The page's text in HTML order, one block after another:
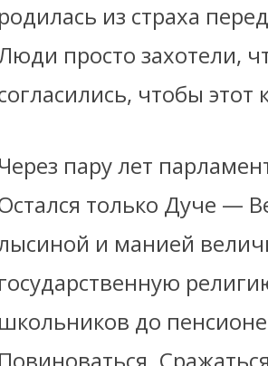
родилась из страха
просто захотели,
чтобы
Через пару лет
только Дуче —
и манией
государственную
школьников до